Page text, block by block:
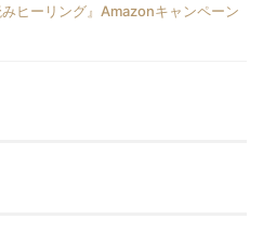
ヒーリング』Amazonキャンペーン